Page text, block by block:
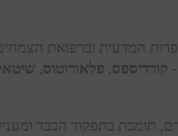
המדעית וברפואת
קורדיספס, פלאורוטוס,
תומכת בתפקוד הכבד